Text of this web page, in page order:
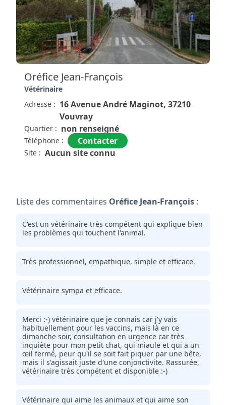
Oréfice Jean-François
Vétérinaire
Adresse : 16 Avenue André Maginot, 37210
Vouvray
Quartier : non renseigné
Téléphone : Contacter
Site : Aucun site connu
Liste des commentaires Oréfice Jean-François :
C'est un vétérinaire très compétent qui explique bien
les problèmes qui touchent l'animal.
Très professionnel, empathique, simple et efficace.
Vétérinaire sympa et efficace.
Merci :-) vétérinaire que je connais car j'y vais
habituellement pour les vaccins, mais là en ce
dimanche soir, consultation en urgence car très
inquiète pour mon petit chat, qui miaule et qui a un
œil fermé, peur qu'il se soit fait piquer par une bête,
mais il s'agissait juste d'une conjonctivite. Rassurée,
vétérinaire très compétent et disponible :-)
Vétérinaire qui aime les animaux et qui aime son